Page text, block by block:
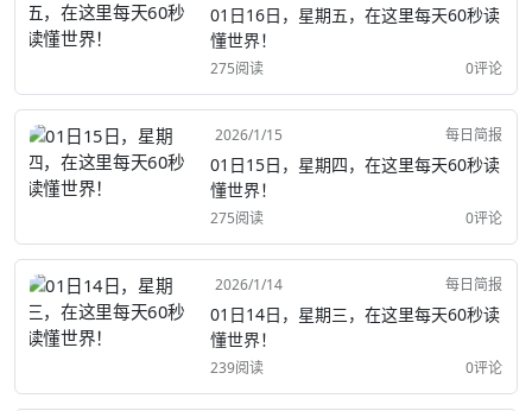
01日16日，星期五，在这里每天60秒读
懂世界！
275阅读 0评论
2026/1/15 每日简报
01日15日，星期四，在这里每天60秒读
懂世界！
275阅读 0评论
2026/1/14 每日简报
01日14日，星期三，在这里每天60秒读
懂世界！
239阅读 0评论